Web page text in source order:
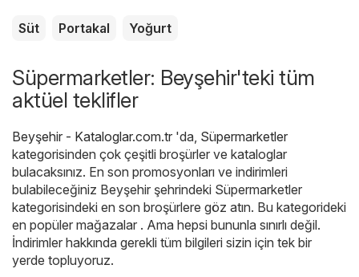
Süt Portakal Yoğurt
Süpermarketler: Beyşehir'teki tüm
aktüel teklifler
Beyşehir - Kataloglar.com.tr 'da, Süpermarketler
kategorisinden çok çeşitli broşürler ve kataloglar
bulacaksınız. En son promosyonları ve indirimleri
bulabileceğiniz Beyşehir şehrindeki Süpermarketler
kategorisindeki en son broşürlere göz atın. Bu kategorideki
en popüler mağazalar . Ama hepsi bununla sınırlı değil.
İndirimler hakkında gerekli tüm bilgileri sizin için tek bir
yerde topluyoruz.